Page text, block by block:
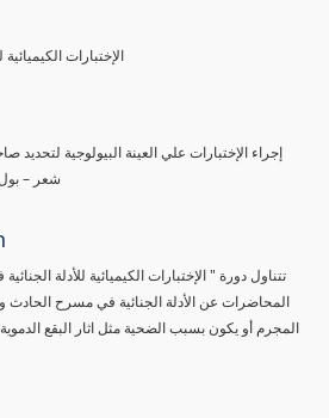
الإختبارات
شعر –
تتناول دورة " الإختبارات الكيميائية للأدلة
المحاضرات عن الأدلة الجنائية في مسرح الحادث
المجرم أو يكون بسبب الضحية مثل اثار البقع